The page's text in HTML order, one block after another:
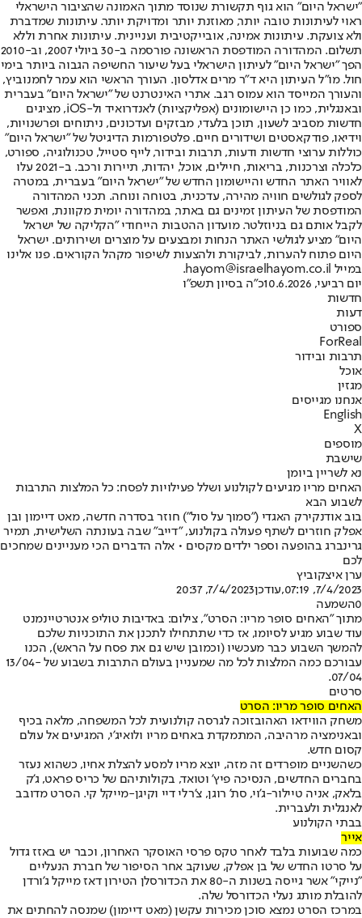
"ישראל היום" הוא גוף תקשורת שנוסד מתוך האמונה שהציבור הישראלי
ראוי לעיתונות טובה יותר, מאוזנת יותר ומדויקת יותר. עיתונות שמדברת
ולא צועקת. עיתונות אמינה, אובייקטיבית ועניינית. עיתונות אחרת וללא
תשלום. המהדורה המודפסת הראשונה פורסמה ב-30 ביולי 2007, וב-2010
הפך "ישראל היום" לעיתון הישראלי בעל שיעור החשיפה הגבוה ביותר בימי
חול. מו"ל העיתון היא ד"ר מרים אדלסון. העורך הראשי הוא עמר לחמנוביץ,
והעורך המייסד הוא עמוס רגב. אתרי האינטרנט של "ישראל היום" בעברית
ובאנגלית, כמו כן היישומונים (אפליקציות) לאנדרואיד ול-iOS, מציגים
חדשות מסביב לשעון, תוכן בלעדי, מבזקים ועדכונים, ניתוחים ופרשנויות,
וידיאו, פודקאסטים ושידורים חיים. פלטפורמות הדיגיטל של "ישראל היום"
כוללות ערוצי חדשות ודעות, תרבות ובידור, לייף סטייל, טכנולוגיה, ספורט,
כלכלה וצרכנות, בריאות, חיילים, אוכל, יהדות, תיירות ורכב. ב-2021 עלו
לאוויר האתר החדש והיישומון החדש של "ישראל היום" בעברית, במטרה
לספק לגולשים חוויה מהירה, עדכנית, בטוחה ונוחה. תכני המהדורה
המודפסת של העיתון זמינים גם באתר, במהדורה יומית מקוונת, ואפשר
לקבל אותם גם בניוזלטר. מועדון ההטבות הייחודי "הקליקה של ישראל
היום" מציע לגולשי האתר הנחות ומבצעים על מוצרים ושירותים. ישראל
היום פתוח להערות, לביקורת ולהצעות לשיפור מקהל הקוראים. פנו אלינו
במייל hayom@israelhayom.co.il.
יום רביעי, 10.6.2026
כ"ה בסיון תשפ"ו
חדשות
דעות
ספורט
ForReal
תרבות ובידור
אוכל
מגזין
אנחנו מגייסים
English
X
מוספים
שישבת
נא לשריין ביומן
האחים מריו מגיעים לקולנוע ושלל פעילויות לפסח: כל המלצות התרבות
לשבוע הבא
בוב אודנקירק האגדי ("סמוך על סול") חוזר בסדרה חדשה, מאט דיימון ובן
אפלק חוזרים לשתף פעולה בקולנוע, "דייב" שבה בעונתה השלישית, תמיר
גרינברג בהופעה וספר ילדים מקסים • אלה הדברים הכי מעניינים שמחכים
לכם
ערן איצקוביץ
7/4/2023, 07:19
,עודכן7/4/2023, 20:37
0השמעה
מתוך "האחים סופר מריו: הסרט", צילום: באדיבות טוליפ אנטרטיינמנט
עוד שבוע מגיע לסיומו, אז כדי שתתחילו לתכנן את התוכניות שלכם
להמשך השבוע כבר מעכשיו (וכמובן שיש גם את פסח על הראש), הכנו
עבורכם כמה המלצות לכל מה שמעניין בעולם התרבות בשבוע של 13/04-
07/04.
סרטים
האחים סופר מריו: הסרט
משחק הווידאו האהובזוכה לגרסה קולנועית לכל המשפחה, מלאה בכיף
ובאנימציה מרהיבה, המתמקדת באחים מריו ולואיג'י, המגיעים אל עולם
קסום חדש.
כשהשניים מופרדים זה מזה, יוצא מריו למסע להצלת אחיו, כשהוא נעזר
בחברים החדשים, הנסיכה פיץ' וטואד, בקולותיהם של כריס פראט, ג'ק
בלאק, אניה טיילור-ג'וי, סת' רוגן, צ'רלי דיי וקיגן-מייקל קי. הסרט מדובב
לאנגלית ולעברית.
בבתי הקולנוע
אייר
כמה שבועות בלבד לאחר טקס פרסי האוסקר האחרון, וכבר יש באזז גדול
על סרטו החדש של בן אפלק, שעוקב אחר הסיפור של חברת הנעליים
"נייקי" אשר גייסה בשנות ה-80 את הכדורסלן הטירון דאז מייקל ג'ורדן
להובלת מותג נעלי הכדורסל שלה.
במרכז הסרט נמצא סוכן מכירות עקשן (מאט דיימון) שמנסה להחתים את